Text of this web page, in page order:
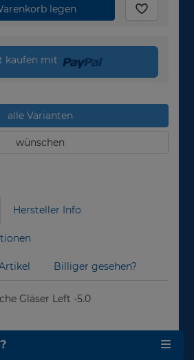
legen
kaufen mit
alle Varianten
wünschen
Hersteller Info
Billiger gesehen?
Gläser Left -5.0